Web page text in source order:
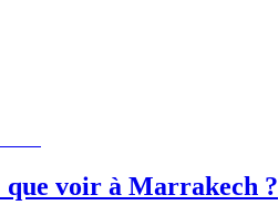
voir à Marrakech ?